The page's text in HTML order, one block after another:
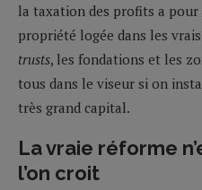
la taxation des profits a
propriété logée dans les
trusts, les fondations et les
tous dans le viseur si on
très grand capital.
La vraie réforme
l’on croit